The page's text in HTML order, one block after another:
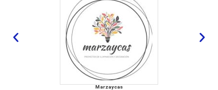
Marzaycas